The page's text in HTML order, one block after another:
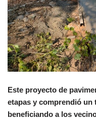
Este proyecto de
etapas y comprendió un
beneficiando a los